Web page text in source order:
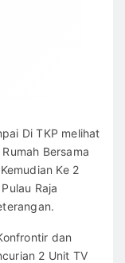
Di TKP melihat
Bersama
Ke 2
Raja
dan
2 Unit TV